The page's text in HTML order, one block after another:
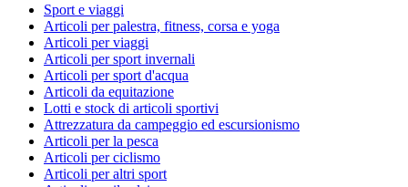
Sport e viaggi
Articoli per palestra, fitness, corsa e yoga
Articoli per viaggi
Articoli per sport invernali
Articoli per sport d'acqua
Articoli da equitazione
Lotti e stock di articoli sportivi
Attrezzatura da campeggio ed escursionismo
Articoli per la pesca
Articoli per ciclismo
Articoli per altri sport